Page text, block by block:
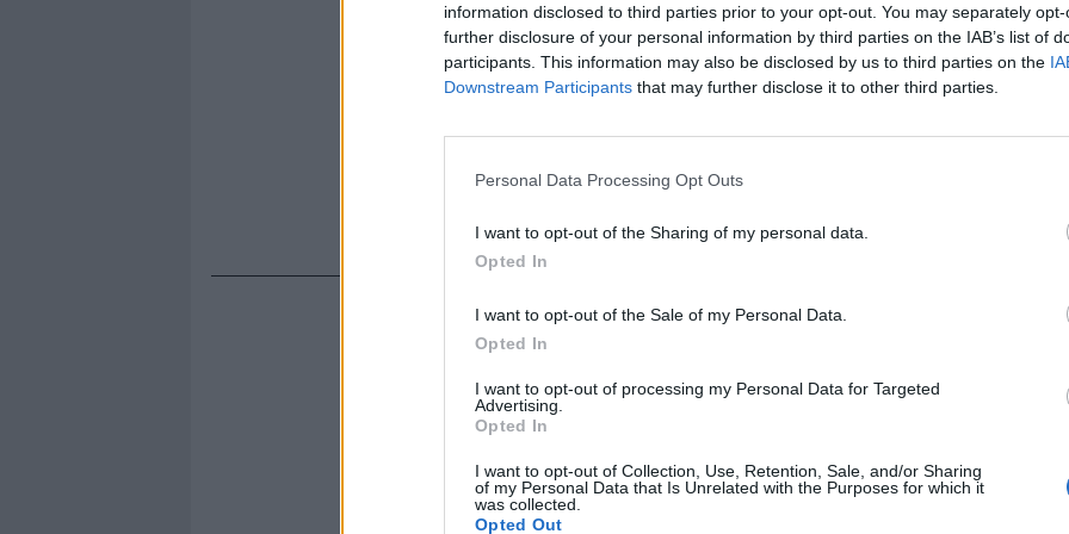
information disclosed to third parties prior to your opt-out. You may separately
further disclosure of your personal information by third parties on the IAB’s list of
participants. This information may also be disclosed by us to third parties on the
Downstream Participants that may further disclose it to other third parties.
Personal Data Processing Opt Outs
I want to opt-out of the Sharing of my personal data.
Opted In
I want to opt-out of the Sale of my Personal Data.
Opted In
I want to opt-out of processing my Personal Data for Targeted
Advertising.
Opted In
I want to opt-out of Collection, Use, Retention, Sale, and/or Sharing
of my Personal Data that Is Unrelated with the Purposes for which it
was collected.
Opted Out
Rudy Giuliani a Come States?
americana